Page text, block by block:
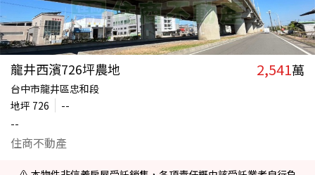
龍井西濱726坪農地 2,541萬
台中市龍井區忠和段
地坪 726
--
--
住商不動產